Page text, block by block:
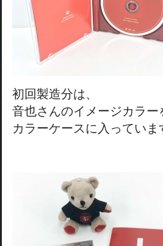
初回製造分は、
音也さんのイメージカラー
カラーケースに入っていま